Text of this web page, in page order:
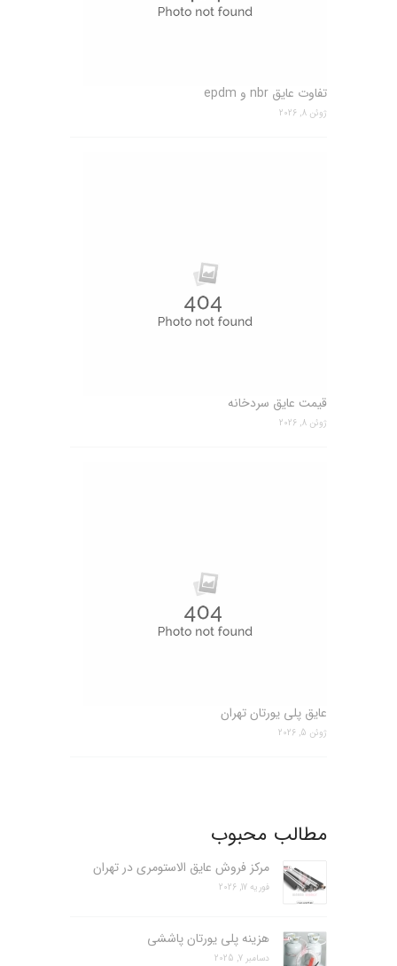
تفاوت عایق nbr و epdm
ژوئن 8, 2026
قیمت عایق سردخانه
ژوئن 8, 2026
عایق پلی یورتان تهران
ژوئن 5, 2026
مطالب محبوب
مرکز فروش عایق الاستومری در تهران
فوریه 17, 2026
هزینه پلی یورتان پاششی
دسامبر 7, 2025